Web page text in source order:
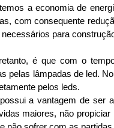
a economia de
com consequente
para
é que com o
pelas lâmpadas de led.
pelos leds.
a vantagem de ser
maiores, não